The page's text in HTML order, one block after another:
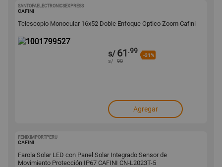
SANTOFAELECTRONICSEXPRESS
CAFINI
Telescopio Monocular 16x52 Doble Enfoque Optico Zoom Cafini
s/ 61 .99
-31%
s/ 90
Agregar
FENIXIMPORTPERU
CAFINI
Farola Solar LED con Panel Solar Integrado Sensor de
Movimiento Protección IP67 CAFINI CN-L2023T-5